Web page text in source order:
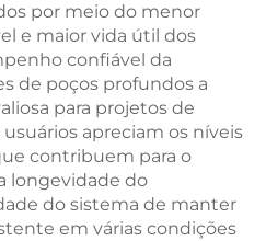
por meio do menor
e maior vida útil dos
confiável da
de poços profundos a
para projetos de
apreciam os níveis
contribuem para o
longevidade do
do sistema de manter
em várias condições